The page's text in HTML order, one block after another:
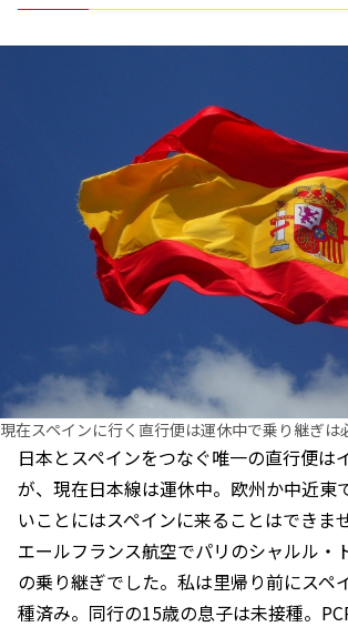
現在スペインに行く直行便は運休中で乗り継ぎは
日本とスペインをつなぐ唯一の直行便は
が、現在日本線は運休中。欧州か中近東
いことにはスペインに来ることはできま
エールフランス航空でパリのシャルル・
の乗り継ぎでした。私は里帰り前にスペ
種済み。同行の15歳の息子は未接種。